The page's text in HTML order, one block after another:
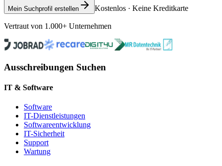
Mein Suchprofil erstellen Kostenlos · Keine Kreditkarte
Vertraut von 1.000+ Unternehmen
Ausschreibungen Suchen
IT & Software
Software
IT-Dienstleistungen
Softwareentwicklung
IT-Sicherheit
Support
Wartung